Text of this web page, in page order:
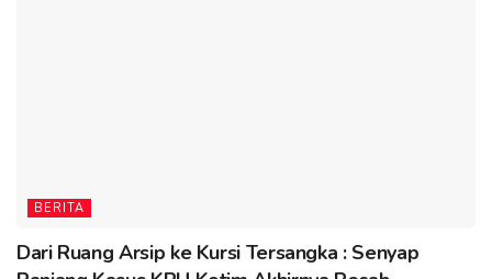
BERITA
Dari Ruang Arsip ke Kursi Tersangka : Senyap